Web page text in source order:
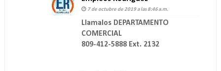
7 de octubre de 2019 a las 8:46 a.m.
Llamalos DEPARTAMENTO
COMERCIAL
809-412-5888 Ext. 2132